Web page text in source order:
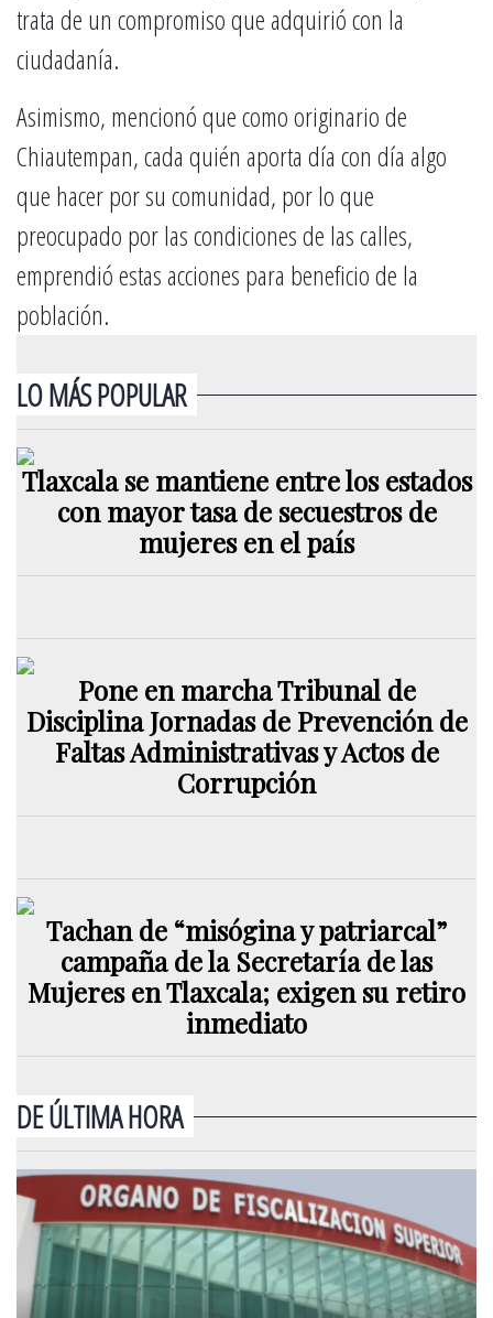
trata de un compromiso que adquirió con la
ciudadanía.
Asimismo, mencionó que como originario de
Chiautempan, cada quién aporta día con día algo
que hacer por su comunidad, por lo que
preocupado por las condiciones de las calles,
emprendió estas acciones para beneficio de la
población.
LO MÁS POPULAR
Tlaxcala se mantiene entre los estados
con mayor tasa de secuestros de
mujeres en el país
Pone en marcha Tribunal de
Disciplina Jornadas de Prevención de
Faltas Administrativas y Actos de
Corrupción
Tachan de “misógina y patriarcal”
campaña de la Secretaría de las
Mujeres en Tlaxcala; exigen su retiro
inmediato
DE ÚLTIMA HORA